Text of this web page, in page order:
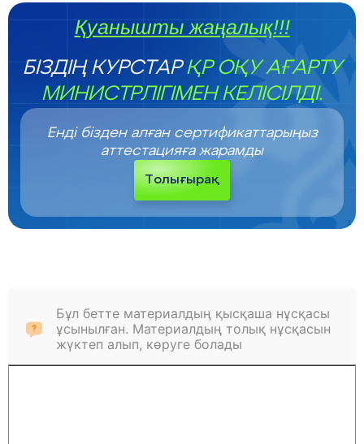
Қуанышты жаңалық!!!
БІЗДІҢ КУРСТАРҚР ОҚУ АҒАРТУ
МИНИСТРЛІГІМЕН КЕЛІСІЛДІ.
Енді бізден алған сертификаттарыңыз
аттестацияға жарамды
Толығырақ
Бұл бетте материалдың қысқаша нұсқасы
ұсынылған. Материалдың толық нұсқасын
жүктеп алып, көруге болады